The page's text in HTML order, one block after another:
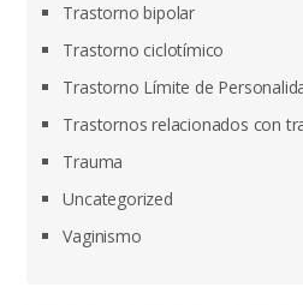
Trastorno bipolar
Trastorno ciclotímico
Trastorno Límite de
Trastornos relacionados con
Trauma
Uncategorized
Vaginismo